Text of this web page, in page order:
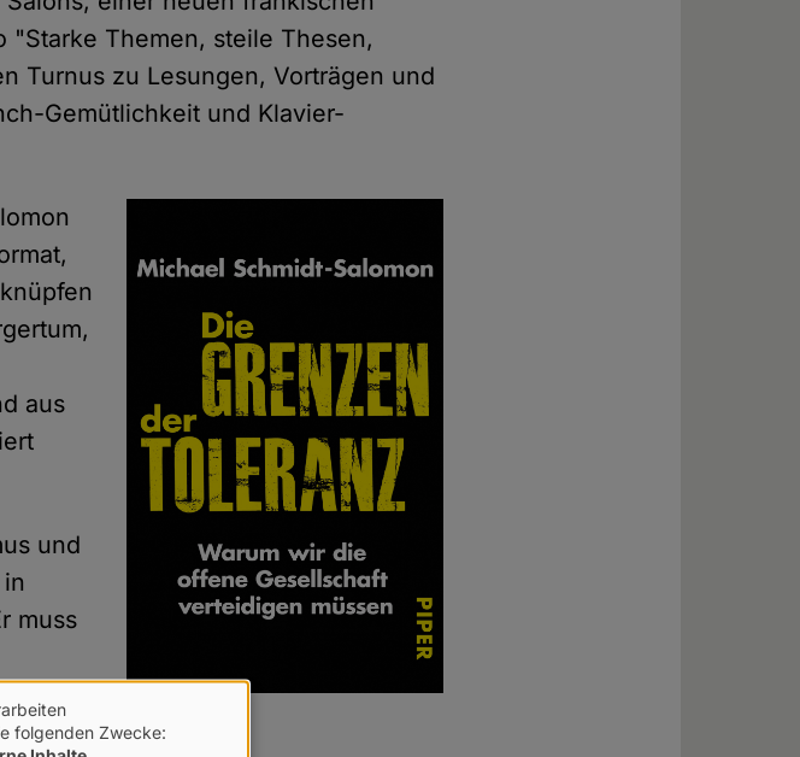
"Starke Themen, steile Thesen,
Turnus zu Lesungen, Vorträgen und
Gemütlichkeit und Klavier-
aus
und
muss
am
folgenden Zwecke: